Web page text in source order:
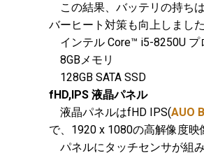
この結果、バッテリの持ち
バーヒート対策も向上しました
インテル Core™ i5-8250U プ
8GBメモリ
128GB SATA SSD
fHD,IPS 液晶パネル
液晶パネルはfHD IPS(AUO
で、1920 x 1080の高解像度映
パネルにタッチセンサが組